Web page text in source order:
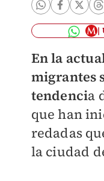
En la
migrantes
tendencia
que han
redadas
la ciudad